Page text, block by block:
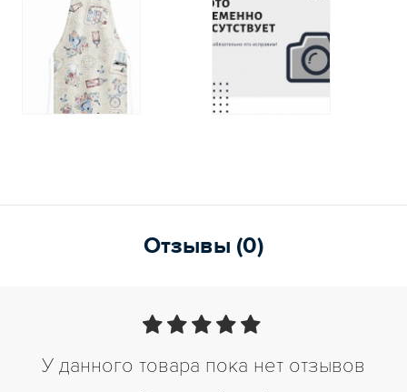
Отзывы (0)
У данного товара пока нет отзывов